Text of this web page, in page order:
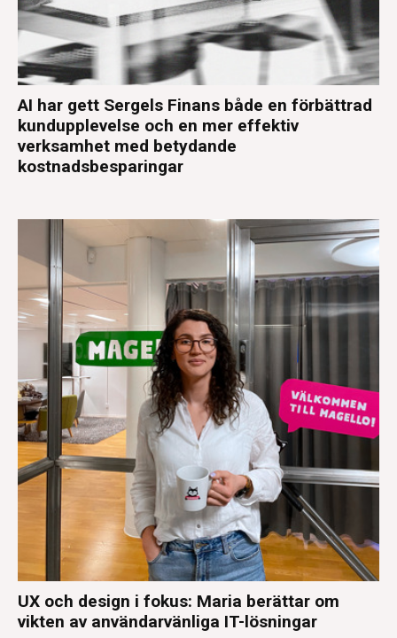
AI har gett Sergels Finans både en förbättrad
kundupplevelse och en mer effektiv
verksamhet med betydande
kostnadsbesparingar
UX och design i fokus: Maria berättar om
vikten av användarvänliga IT-lösningar